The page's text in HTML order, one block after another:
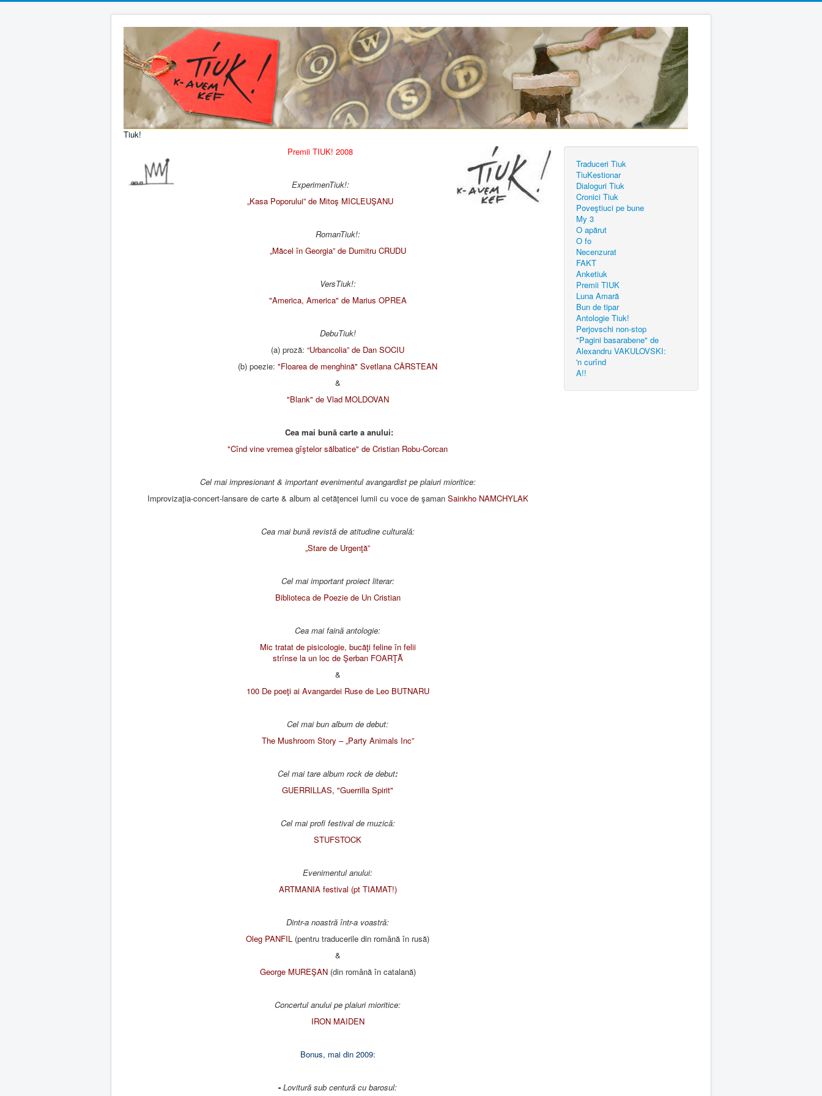
Tiuk!
Premii TIUK! 2008
ExperimenTiuk!:
„Kasa Poporului” de Mitoş MICLEUŞANU
RomanTiuk!:
„Măcel în Georgia” de Dumitru CRUDU
VersTiuk!:
"America, America" de Marius OPREA
DebuTiuk!
(a) proză: “Urbancolia” de Dan SOCIU
(b) poezie: "Floarea de menghină" Svetlana CÂRSTEAN
&
"Blank" de Vlad MOLDOVAN
Cea mai bună carte a anului:
"Cînd vine vremea gîştelor sălbatice" de Cristian Robu-Corcan
Cel mai impresionant & important evenimentul avangardist pe plaiuri mioritice:
Improvizaţia-concert-lansare de carte & album al cetăţencei lumii cu voce de şaman Sainkho NAMCHYLAK
Cea mai bună revistă de atitudine culturală:
„Stare de Urgenţă”
Cel mai important proiect literar:
Biblioteca de Poezie de Un Cristian
Cea mai faină antologie:
Mic tratat de pisicologie, bucăţi feline în felii
strînse la un loc de Şerban FOARŢĂ
&
100 De poeţi ai Avangardei Ruse de Leo BUTNARU
Cel mai bun album de debut:
The Mushroom Story – „Party Animals Inc”
Cel mai tare album rock de debut:
GUERRILLAS, "Guerrilla Spirit"
Cel mai profi festival de muzică:
STUFSTOCK
Evenimentul anului:
ARTMANIA festival (pt TIAMAT!)
Dintr-a noastră într-a voastră:
Oleg PANFIL (pentru traducerile din română în rusă)
&
George MUREŞAN (din română în catalană)
Concertul anului pe plaiuri mioritice:
IRON MAIDEN
Bonus, mai din 2009:
- Lovitură sub centură cu barosul:
Traduceri Tiuk
TiuKestionar
Dialoguri Tiuk
Cronici Tiuk
Poveştiuci pe bune
My 3
O apărut
O fo
Necenzurat
FAKT
Anketiuk
Premii TIUK
Luna Amară
Bun de tipar
Antologie Tiuk!
Perjovschi non-stop
"Pagini basarabene" de
Alexandru VAKULOVSKI:
'n curînd
A!!